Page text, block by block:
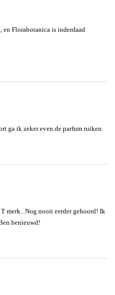
en Florabotanica is inderdaad
ga ik zeker even de parfum ruiken
merk.. Nog nooit eerder gehoord! Ik
benieuwd!